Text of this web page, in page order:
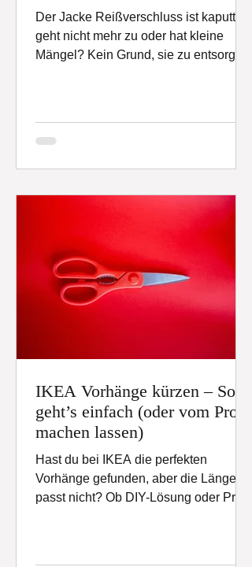
Der Jacke Reißverschluss ist kaputt ,
geht nicht mehr zu oder hat kleine
Mängel? Kein Grund, sie zu entsorgen!
reparieren, Ärmel kürzen oder Löcher
flicken – eine Änderungsschneiderei
diesem Beitrag zeige ich dir, wie du
deine Jacke ändern lassen kannst und
was dabei wichtig ist. Zuletzt geändert
am 08.01.2026 Jacke Reiß
IKEA Vorhänge kürzen – So
geht’s einfach (oder vom Profi
machen lassen)
Hast du bei IKEA die perfekten
Vorhänge gefunden, aber die Länge
passt nicht? Ob DIY-Lösung oder Profi-